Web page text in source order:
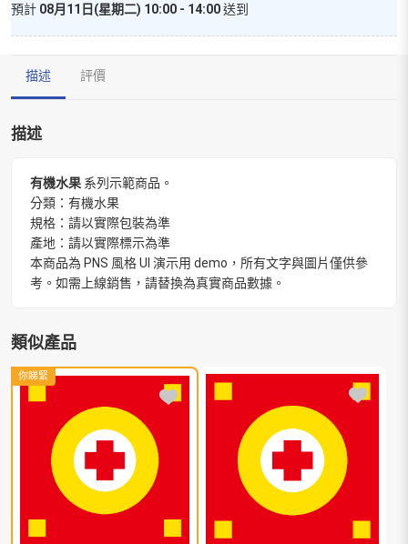
預計 08月11日(星期二) 10:00 - 14:00送到
描述 評價
描述
有機水果 系列示範商品。
分類：有機水果
規格：請以實際包裝為準
產地：請以實際標示為準
本商品為 PNS 風格 UI 演示用 demo，所有文字與圖片僅供參
考。如需上線銷售，請替換為真實商品數據。
類似產品
你睇緊